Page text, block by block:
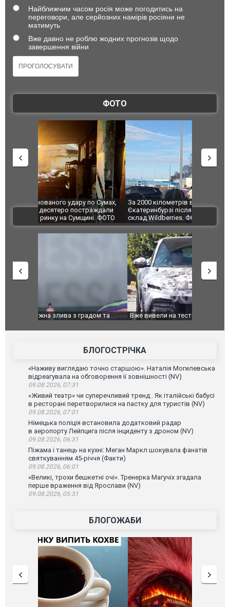
Найближчим часом росія може погодитись на
переговори, але серйозних намірів росіяни не
матимуть
Вже давно не роблю жодних прогнозів щодо
завершення війни
ФОТО
За 2000 кілометрів від кордону з Україною: в
Єкатеринбурзі після атаки дронів загорівся
склад Wildberries. ФОТО. ВІДЕО
"Мої
ВІДЕО
Вже вивели на тести: Ferrari готує оновлення
Вийшов
фільму
БЛОГОСТРІЧКА
«Наживу виглядаю точно старшою». Наталія Могилевська
відреагувала на обговорення її зовнішності (NV)
09.08.2026, 07:31
«Живий театр» чи суперечливий тренд:. Як італійські бабусі
в ресторані перетворилися на пастку для туристів (NV)
09.08.2026, 07:01
Німецька поліція встановила додатковий радар
в аеропорту Лейпцига після інциденту з дроном (NV)
09.08.2026, 06:31
Піжама і танець на кухні: Меган Маркл шокувала фанатів
святкуванням 45-річчя (Факти)
09.08.2026, 06:01
«Великі, трохи бешкетні очі». Тренерка Магучіх згадала
перше враження від Ярослави (NV)
09.08.2026, 05:31
БЛОГОЖАБИ